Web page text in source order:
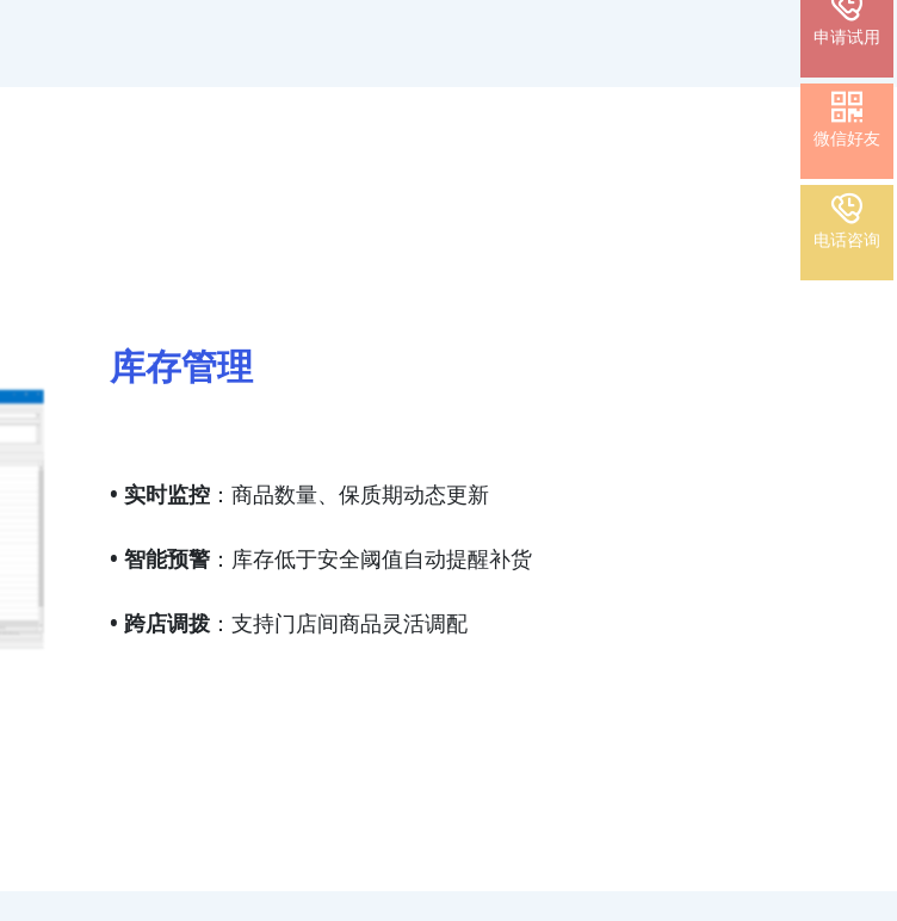
库存管理
• 实时监控 ：商品数量、保质期动态更新
• 智能预警 ：库存低于安全阈值自动提醒补货
• 跨店调拨 ：支持门店间商品灵活调配
申请试用

微信好友

电话咨询